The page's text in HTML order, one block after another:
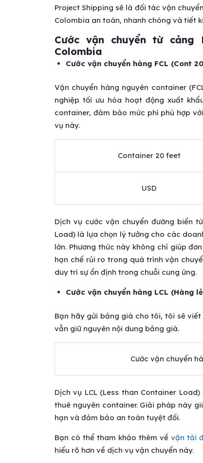
Project Shipping sẽ là đối tác vận
Colombia an toàn, nhanh chóng và tiết
Cước vận chuyển từ cảng
Colombia
Cước vận chuyển hàng FCL (Cont
Vận chuyển hàng nguyên container
nghiệp tối ưu hóa hoạt động xuất
container, đảm bảo mức phí phù hợp
vụ này.
Container 20 feet
USD
Dịch vụ cước vận chuyển đường biển
Load) là lựa chọn lý tưởng cho các
lớn. Phương thức này không chỉ giúp
hạn chế rủi ro trong quá trình vận
duy trì sự ổn định trong chuỗi cung ứng.
Cước vận chuyển hàng LCL (Hàng
Bạn hãy gửi bảng giá cho tôi, tôi sẽ
vẫn giữ nguyên nội dung bảng giá.
Cước vận chuyển
Dịch vụ LCL (Less than Container
thuê nguyên container. Giải pháp này
hạn và đảm bảo an toàn tuyệt đối.
Bạn có thể tham khảo thêm về vận tải
hiểu rõ hơn về dịch vụ vận chuyển này.